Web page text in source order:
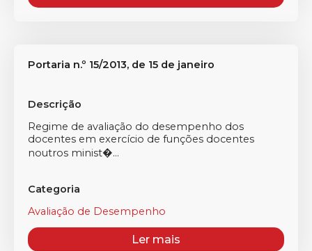
Portaria n.º 15/2013, de 15 de janeiro
Descrição
Regime de avaliação do desempenho dos
docentes em exercício de funções docentes
noutros minist�...
Categoria
Avaliação de Desempenho
Ler mais